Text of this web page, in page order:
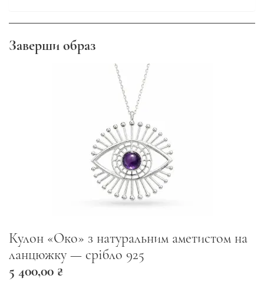
Заверши образ
Кулон «Око» з натуральним аметистом на
ланцюжку — срібло 925
5 400,00 ₴